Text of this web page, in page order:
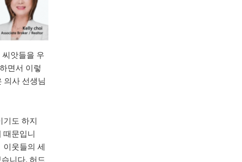
씨앗들을 우
하면서 이렇
의사 선생님
기도 하지
때문입니
이웃들의 세
니다. 허드